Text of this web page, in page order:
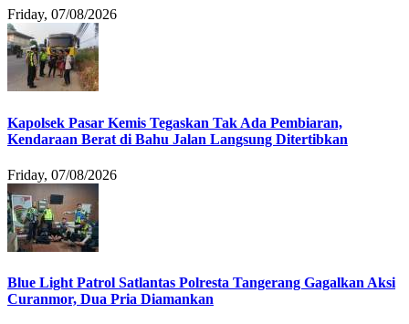
Friday, 07/08/2026
Kapolsek Pasar Kemis Tegaskan Tak Ada Pembiaran,
Kendaraan Berat di Bahu Jalan Langsung Ditertibkan
Friday, 07/08/2026
Blue Light Patrol Satlantas Polresta Tangerang Gagalkan Aksi
Curanmor, Dua Pria Diamankan